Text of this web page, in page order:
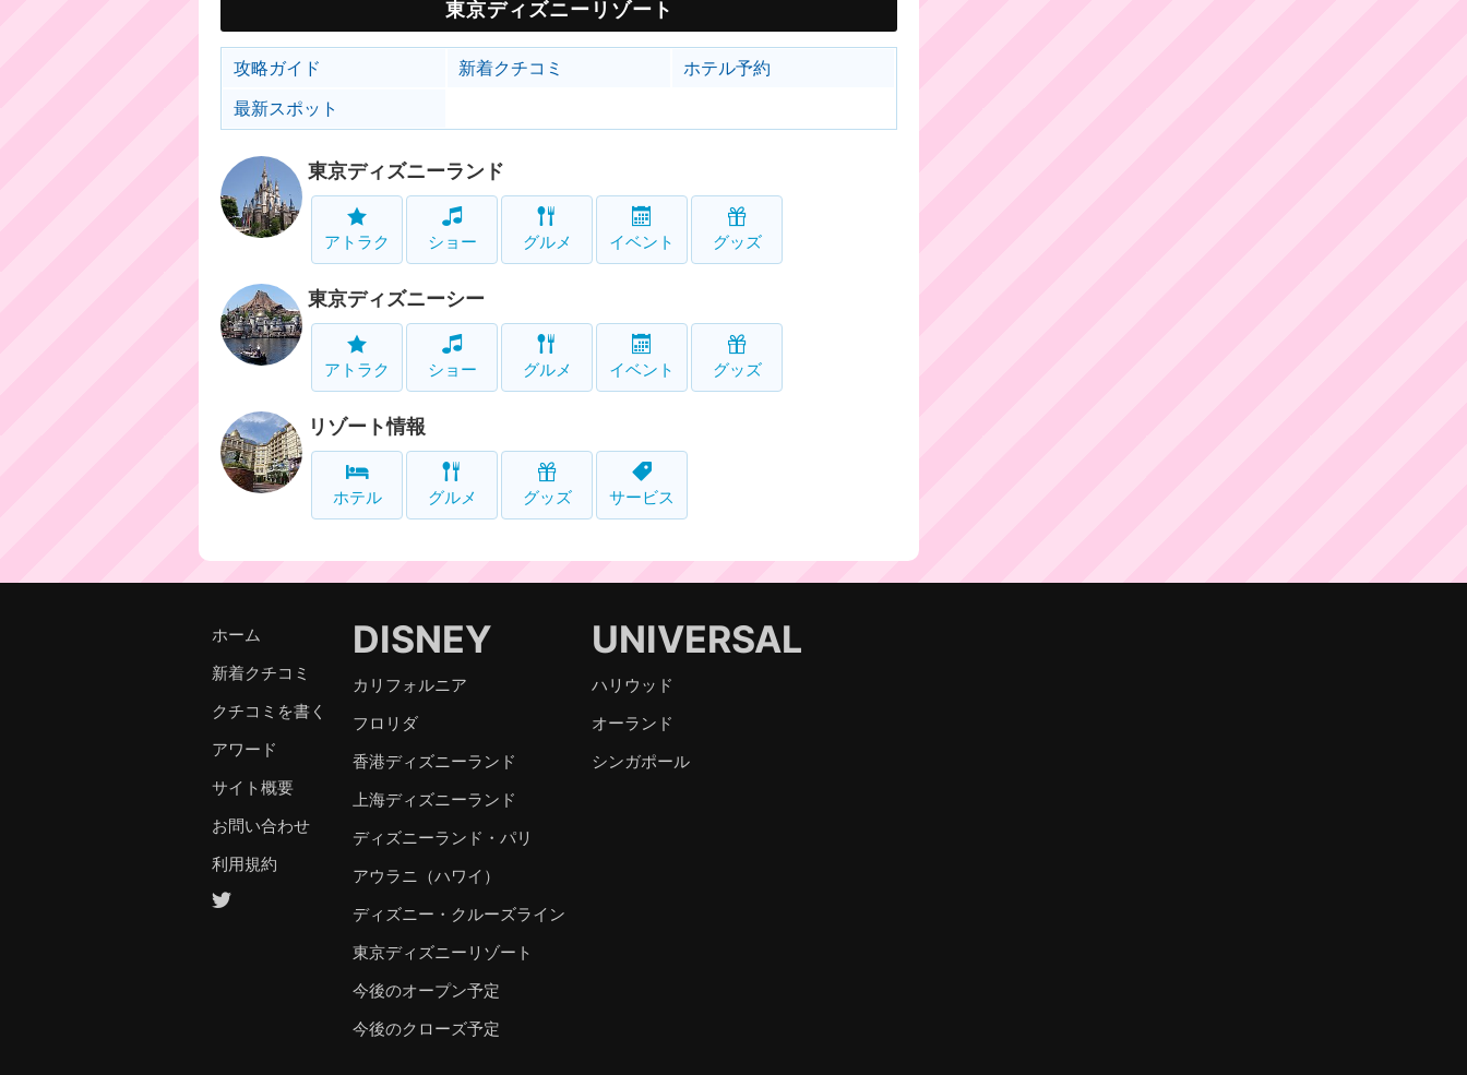
東京ディズニーリゾート
攻略ガイド 新着クチコミ
ホテル予約
最新スポット
東京ディズニーランド
アトラク ショー グルメ イベント グッズ
東京ディズニーシー
アトラク ショー グルメ イベント グッズ
リゾート情報
ホテル グルメ グッズ サービス
ホーム
新着クチコミ
クチコミを書く
アワード
サイト概要
お問い合わせ
利用規約
DISNEY
カリフォルニア
フロリダ
香港ディズニーランド
上海ディズニーランド
ディズニーランド・パリ
アウラニ（ハワイ）
ディズニー・クルーズライン
東京ディズニーリゾート
今後のオープン予定
今後のクローズ予定
UNIVERSAL
ハリウッド
オーランド
シンガポール